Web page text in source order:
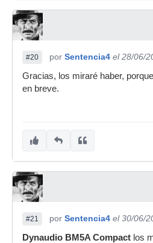
#20 por Sentencia4 el 28/06/
Gracias, los miraré haber,
en breve.
#21 por Sentencia4 el 30/06/
Dynaudio BM5A Compact los